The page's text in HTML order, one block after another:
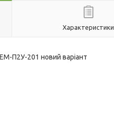
Характеристики
П2У-201 новий варіант